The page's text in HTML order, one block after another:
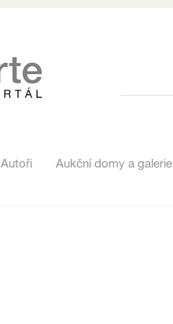
Autoři Aukční domy a galerie